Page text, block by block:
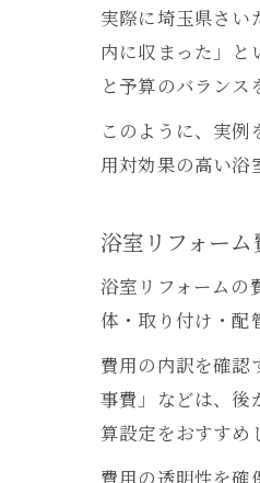
実際に埼玉県さい
内に収まった」
と予算のバランス
このように、実
用対効果の高い浴
浴室リフォー
浴室リフォームの
体・取り付け・配
費用の内訳を確認
事費」などは、後
算設定をおすすめ
費用の透明性を確